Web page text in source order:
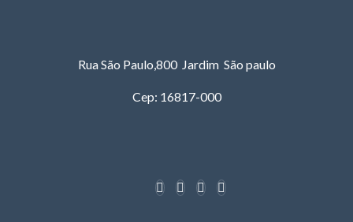
Rua São Paulo,800 Jardim São paulo
Cep: 16817-000